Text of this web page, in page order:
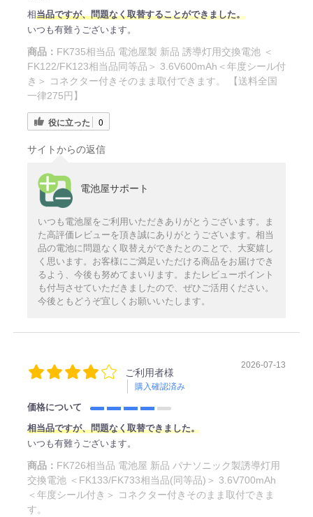
相当品ですが、問題なく取替することができました。
いつも有難うございます。
商品： FK735相当品 電池屋製 新品 誘導灯用交換電池 ＜
FK122/FK123相当品同等品＞ 3.6V600mAh＜年度シール付
き＞ コネクター付きそのまま取付できます。 【送料全国
一律275円】
役に立った 0
サイトからの返信
電池屋サポート
いつも電池屋をご利用いただきありがとうございます。ま
た高評価レビューを頂き誠にありがとうございます。相当
品の電池に問題なく取替えができたとのことで、大変嬉し
く思います。お客様にご満足いただける商品をお届けでき
るよう、今後も努めてまいります。またレビューポイント
も付与させていただきましたので、ぜひご活用ください。
今後ともどうぞ宜しくお願いいたします。
ご利用者様
購入確認済み
2026-07-13
価格について
相当品ですが、問題なく取替できました。
いつも有難うございます。
商品： FK726相当品 電池屋 新品 パナソニック製誘導灯用
交換電池 ＜FK133/FK733相当品(同等品)＞ 3.6V700mAh
＜年度シール付き＞ コネクター付きそのまま取付できま
す。